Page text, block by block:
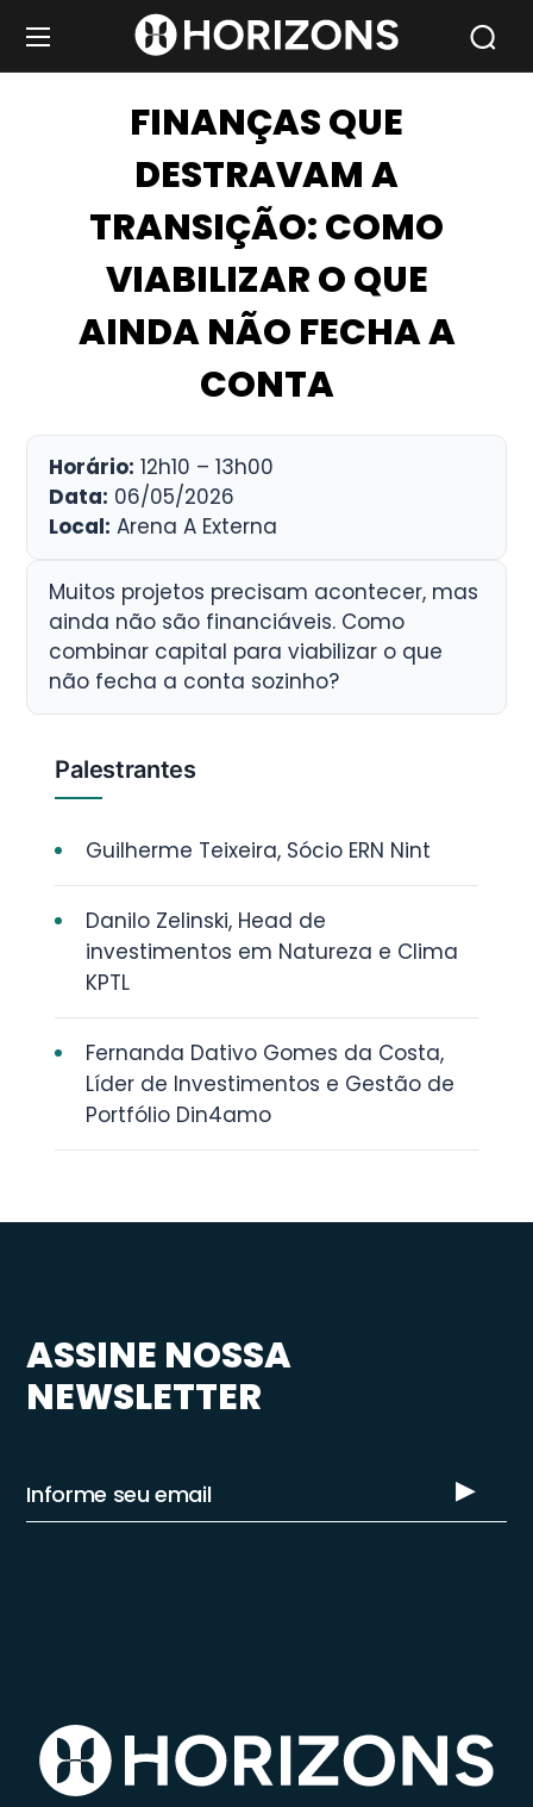
FINANÇAS QUE
DESTRAVAM A
TRANSIÇÃO: COMO
VIABILIZAR O QUE
AINDA NÃO FECHA A
CONTA
Horário: 12h10 – 13h00
Data: 06/05/2026
Local: Arena A Externa
Muitos projetos precisam acontecer, mas
ainda não são financiáveis. Como
combinar capital para viabilizar o que
não fecha a conta sozinho?
Palestrantes
Guilherme Teixeira, Sócio ERN Nint
Danilo Zelinski, Head de
investimentos em Natureza e Clima
KPTL
Fernanda Dativo Gomes da Costa,
Líder de Investimentos e Gestão de
Portfólio Din4amo
ASSINE NOSSA
NEWSLETTER